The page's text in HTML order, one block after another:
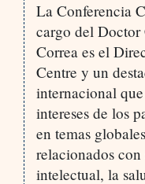
La Conferencia
cargo del
Correa es el
Centre y un
internacional
intereses de los
en temas
relacionados
intelectual, la